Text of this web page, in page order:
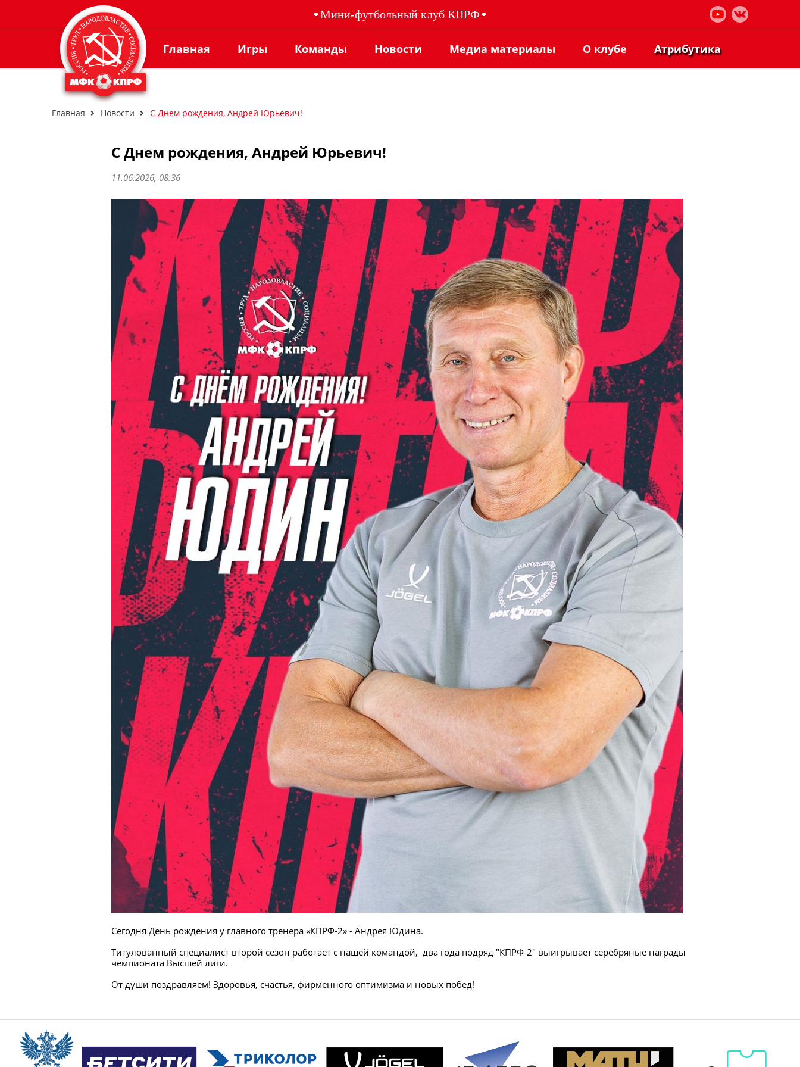
Мини-футбольный клуб КПРФ
Главная Игры Команды Новости Медиа материалы О клубе Атрибутика
Главная Новости С Днем рождения, Андрей Юрьевич!
С Днем рождения, Андрей Юрьевич!
11.06.2026, 08:36
Сегодня День рождения у главного тренера «КПРФ-2» - Андрея Юдина.
Титулованный специалист второй сезон работает с нашей командой, два года подряд "КПРФ-2" выигрывает серебряные награды
чемпионата Высшей лиги.
От души поздравляем! Здоровья, счастья, фирменного оптимизма и новых побед!